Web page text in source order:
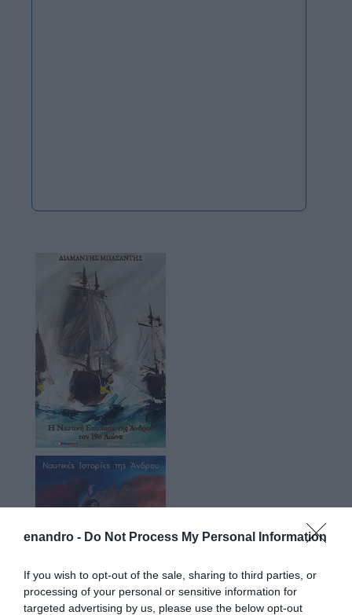
enandro - Do Not Process My Personal Information
If you wish to opt-out of the sale, sharing to third parties, or
processing of your personal or sensitive information for
targeted advertising by us, please use the below opt-out